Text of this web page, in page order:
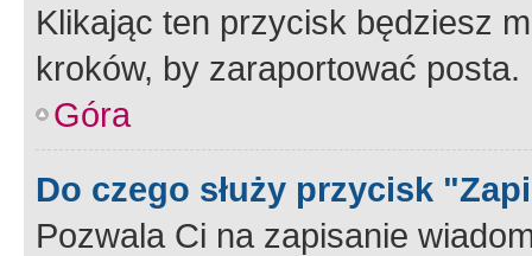
Klikając ten przycisk będziesz
kroków, by zaraportować posta.
Góra
Do czego służy przycisk
Pozwala Ci na zapisanie